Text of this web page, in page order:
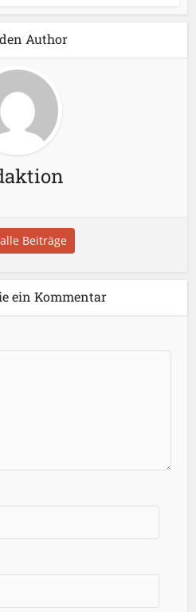
Author
Beiträge
ein Kommentar